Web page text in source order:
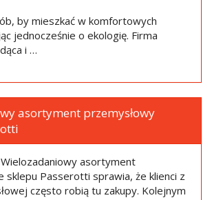
by mieszkać w komfortowych
jednocześnie o ekologię. Firma
i …
asortyment przemysłowy
Wielozadaniowy asortyment
sklepu Passerotti sprawia, że klienci z
często robią tu zakupy. Kolejnym